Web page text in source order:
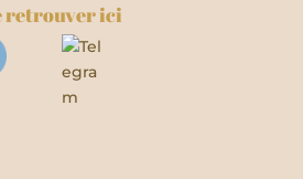
retrouver ici